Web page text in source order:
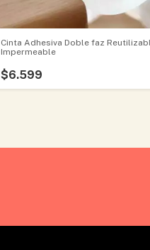
Cinta Adhesiva Doble faz
Impermeable
$6.599